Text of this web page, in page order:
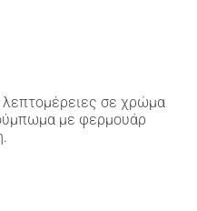
σε χρώμα
με φερμουάρ